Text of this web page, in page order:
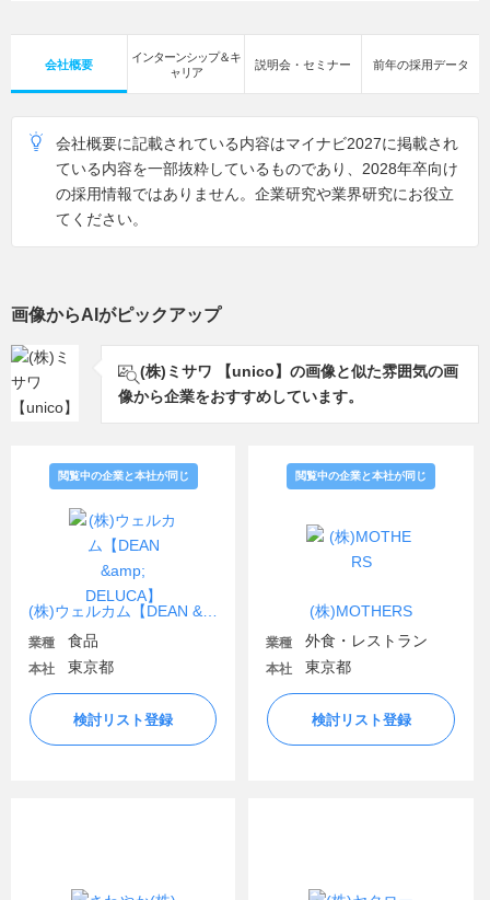
会社概要
インターンシップ＆キ
ャリア
説明会・セミナー 前年の採用データ
会社概要に記載されている内容はマイナビ2027に掲載され
ている内容を一部抜粋しているものであり、2028年卒向け
の採用情報ではありません。企業研究や業界研究にお役立
てください。
画像からAIがピックアップ
(株)ミサワ 【unico】の画像と似た雰囲気の画
像から企業をおすすめしています。
閲覧中の企業と本社が同じ
業種 食品
本社 東京都
検討リスト登録
(株)MOTHERS
閲覧中の企業と本社が同じ
業種 外食・レストラン
本社 東京都
検討リスト登録